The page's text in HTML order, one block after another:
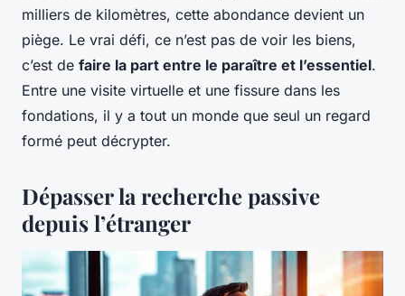
milliers de kilomètres, cette abondance devient un
piège. Le vrai défi, ce n’est pas de voir les biens,
c’est de faire la part entre le paraître et l’essentiel.
Entre une visite virtuelle et une fissure dans les
fondations, il y a tout un monde que seul un regard
formé peut décrypter.
Dépasser la recherche passive
depuis l’étranger